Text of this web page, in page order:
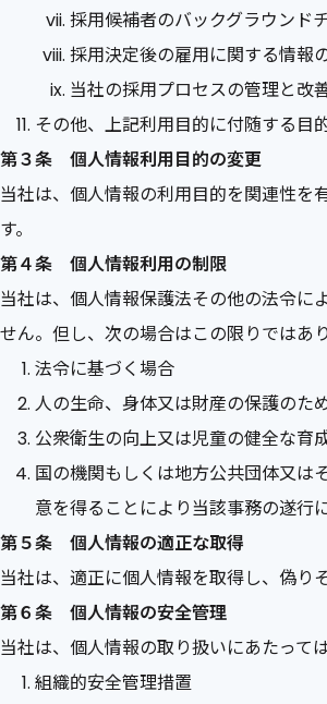
採用候補者のバックグラウンド
採用決定後の雇用に関する情報
当社の採用プロセスの管理と改
その他、上記利用目的に付随する目
第３条 個人情報利用目的の変更
当社は、個人情報の利用目的を関連性を
す。
第４条 個人情報利用の制限
当社は、個人情報保護法その他の法令に
せん。但し、次の場合はこの限りではあ
法令に基づく場合
人の生命、身体又は財産の保護のた
公衆衛生の向上又は児童の健全な育
国の機関もしくは地方公共団体又は
意を得ることにより当該事務の遂行
第５条 個人情報の適正な取得
当社は、適正に個人情報を取得し、偽り
第６条 個人情報の安全管理
当社は、個人情報の取り扱いにあたって
組織的安全管理措置